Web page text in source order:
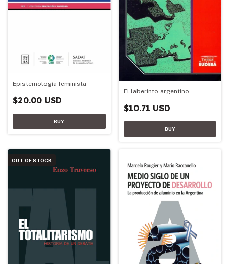
Epistemología feminista
$20.00 USD
El laberinto argentino
$10.71 USD
OUT OF STOCK